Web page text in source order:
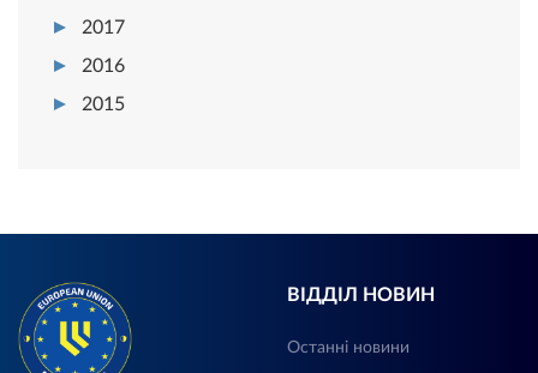
2017
2016
2015
ВІДДІЛ НОВИН
Останні новини